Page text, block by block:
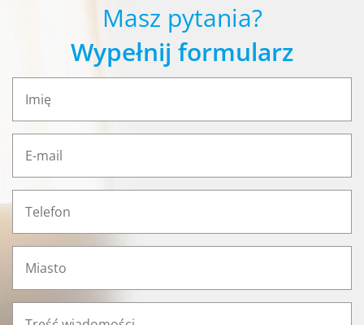
Masz pytania?
Wypełnij formularz